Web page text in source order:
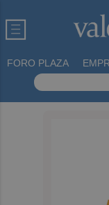
FORO PLAZA